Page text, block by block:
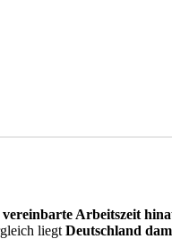
Arbeitszeit
liegt Deutschland